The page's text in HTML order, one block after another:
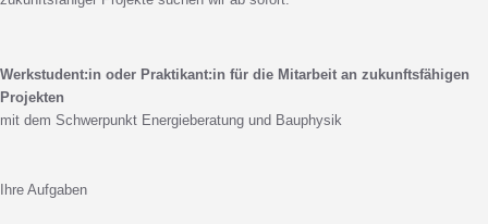
Werkstudent:in oder Praktikant:in für die Mitarbeit an zukunftsfähigen
Projekten
mit dem Schwerpunkt Energieberatung und Bauphysik
Ihre Aufgaben